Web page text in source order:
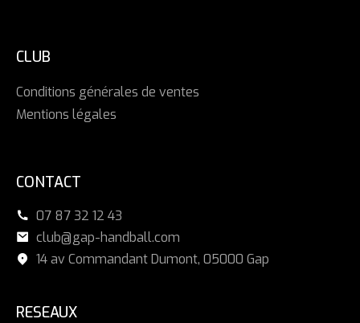
CLUB
Conditions générales de ventes
Mentions légales
CONTACT
07 87 32 12 43
club@gap-handball.com
14 av Commandant Dumont, 05000 Gap
RESEAUX